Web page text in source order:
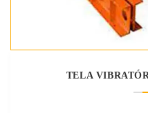
TELA